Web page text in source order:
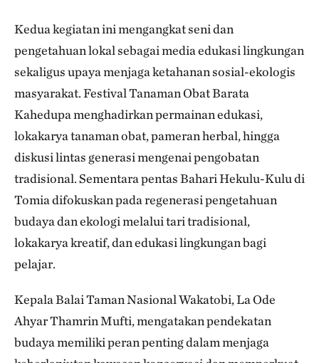
Kedua kegiatan ini mengangkat seni dan
pengetahuan lokal sebagai media edukasi lingkungan
sekaligus upaya menjaga ketahanan sosial-ekologis
masyarakat. Festival Tanaman Obat Barata
Kahedupa menghadirkan permainan edukasi,
lokakarya tanaman obat, pameran herbal, hingga
diskusi lintas generasi mengenai pengobatan
tradisional. Sementara pentas Bahari Hekulu-Kulu di
Tomia difokuskan pada regenerasi pengetahuan
budaya dan ekologi melalui tari tradisional,
lokakarya kreatif, dan edukasi lingkungan bagi
pelajar.
Kepala Balai Taman Nasional Wakatobi, La Ode
Ahyar Thamrin Mufti, mengatakan pendekatan
budaya memiliki peran penting dalam menjaga